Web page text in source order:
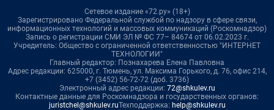
Сетевое издание «72.ру» (18+)
Зарегистрировано Федеральной службой по надзору в сфере связи,
информационных технологий и массовых коммуникаций (Роскомнадзор)
Запись о регистрации СМИ ЭЛ № ФС 77– 84674 от 06.02.2023 г.
Учредитель: Общество с ограниченной ответственностью "ИНТЕРНЕТ
ТЕХНОЛОГИИ"
Главный редактор: Познахарева Елена Павловна
Адрес редакции: 625000, г. Тюмень, ул. Максима Горького, д. 76, офис 214,
+7 (3452) 56-72-72 (доб. 3736)
Электронный адрес редакции: 72@shkulev.ru
Контактные данные для Роскомнадзора и государственных органов:
juristchel@shkulev.ruТехподдержка: help@shkulev.ru